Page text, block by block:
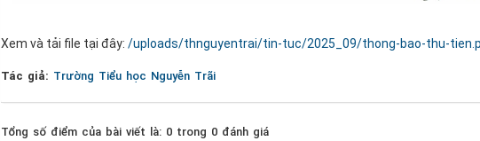
Xem và tải file tại đây:/uploads/thnguyentrai/tin-tuc/2025_09/thong-bao-thu-
Tác giả: Trường Tiểu học Nguyễn Trãi
Tổng số điểm của bài viết là: 0 trong 0 đánh giá